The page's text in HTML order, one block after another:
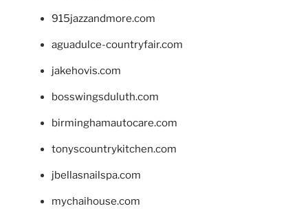
915jazzandmore.com
aguadulce-countryfair.com
jakehovis.com
bosswingsduluth.com
birminghamautocare.com
tonyscountrykitchen.com
jbellasnailspa.com
mychaihouse.com